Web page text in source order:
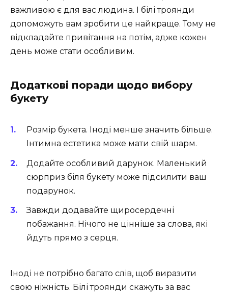
важливою є для вас людина. І білі троянди
допоможуть вам зробити це найкраще. Тому не
відкладайте привітання на потім, адже кожен
день може стати особливим.
Додаткові поради щодо вибору
букету
Розмір букета. Іноді менше значить більше.
Інтимна естетика може мати свій шарм.
Додайте особливий дарунок. Маленький
сюрприз біля букету може підсилити ваш
подарунок.
Завжди додавайте щиросердечні
побажання. Нічого не цінніше за слова, які
йдуть прямо з серця.
Іноді не потрібно багато слів, щоб виразити
свою ніжність. Білі троянди скажуть за вас